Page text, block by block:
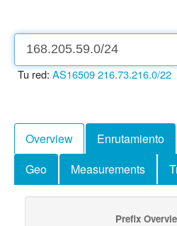
Tu red: AS16509216.73.216.0/22
Overview Enrutamiento
Geo
Measurements
Prefix